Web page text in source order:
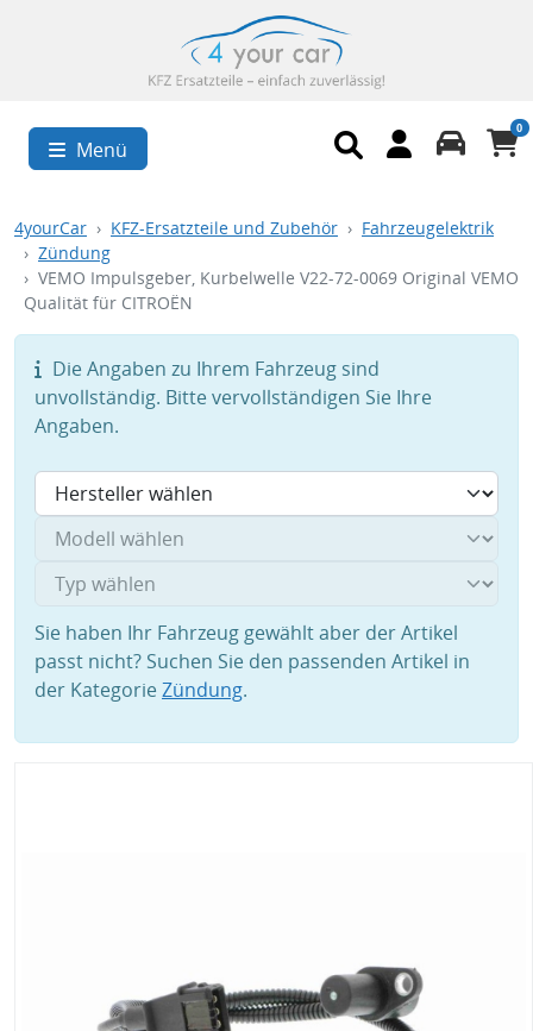
Menü
0
4yourCar KFZ-Ersatzteile und Zubehör
Fahrzeugelektrik
Zündung
VEMO Impulsgeber, Kurbelwelle V22-72-0069 Original VEMO
Qualität für CITROËN
Die Angaben zu Ihrem Fahrzeug sind
unvollständig. Bitte vervollständigen Sie Ihre
Angaben.
Sie haben Ihr Fahrzeug gewählt aber der Artikel
passt nicht? Suchen Sie den passenden Artikel in
der KategorieZündung.